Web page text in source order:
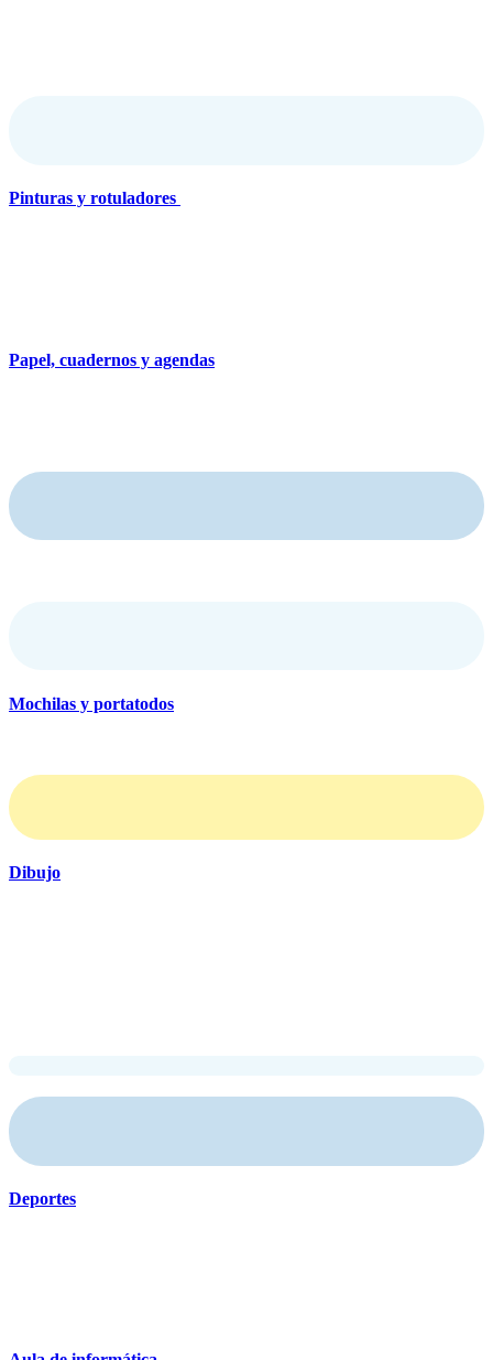
Pinturas y rotuladores
Papel, cuadernos y agendas
Mochilas y portatodos
Dibujo
Deportes